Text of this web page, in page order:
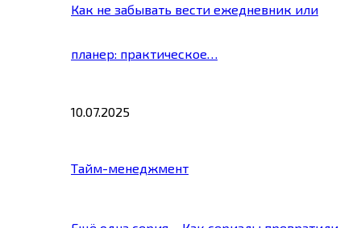
Как не забывать вести ежедневник или
планер: практическое…
10.07.2025
Тайм-менеджмент